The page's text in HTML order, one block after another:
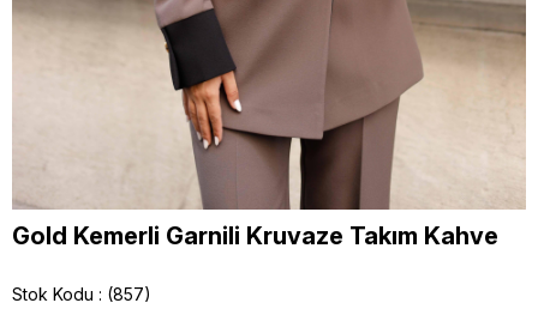
Gold Kemerli Garnili Kruvaze Takım Kahve
Stok Kodu
(857)